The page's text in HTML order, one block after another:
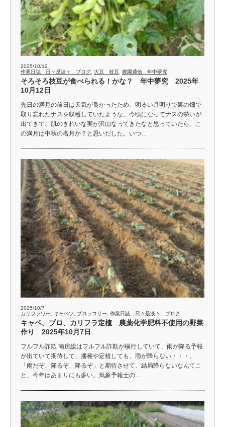
2025/10/12
作業日誌 日々是淡々 ブログ 大豆 枝豆 農園通信 年中夢究
そろそろ枝豆が食べられる！かな？ 年中夢究 2025年
10月12日
先日の満月の前日は天気が良かったため、明るい月明りで裏の畑で
取り忘れたナスを収穫していたような。今頃になってナスの勢いが
出てきて、肌のきれいな実が沢山なってきたなと思っていたら、こ
の満月は中秋の名月か？と思いだした。いつ…
2025/10/7
カリフラワー
キャベツ ブロッコリー 作業日誌 日々是淡々 ブログ
キャベ、ブロ、カリフラ定植 農薬化学肥料不使用の野菜
作り 2025年10月7日
フルフル詐欺 南房総はフルフル詐欺が横行していて、雨が降る予報
が出ていて期待して、播種や定植しても、雨が降らない・・・。
「雨だぞ、降るぞ、降るぞ」と期待させて、結局降らないなんてこ
と、今年はあまりにも多い。気象予報士の…